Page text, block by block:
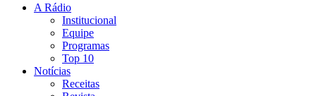
A Rádio
Institucional
Equipe
Programas
Top 10
Notícias
Receitas